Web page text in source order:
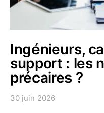
Ingénieurs,
support : les
précaires ?
30 juin 2026